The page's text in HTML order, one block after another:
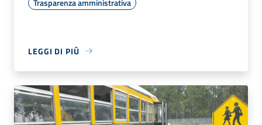
Trasparenza amministrativa
LEGGI DI PIÙ